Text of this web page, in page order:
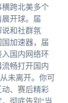
跨北美多个
开球。届
和社群氛
加速器，届
国内网络环
畅打开国内
未离开。你可
、赛后精彩
彻底告别“当